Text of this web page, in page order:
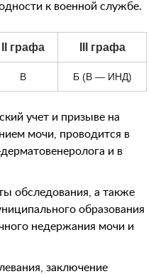
к военной службе.
II графа III графа
В Б (В — ИНД)
учет и призыве на
мочи, проводится в
и в
обследования, а также
образования
недержания мочи и
заключение